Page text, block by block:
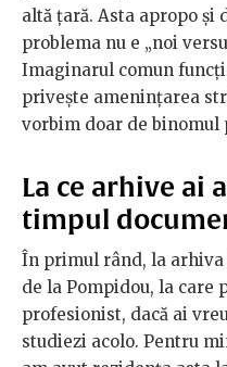
altă țară. Asta apropo și
problema nu e „noi
Imaginarul comun
privește amenințarea
vorbim doar de binomul
La ce arhive ai
timpul
În primul rând, la
de la Pompidou, la care
profesionist, dacă ai
studiezi acolo. Pentru